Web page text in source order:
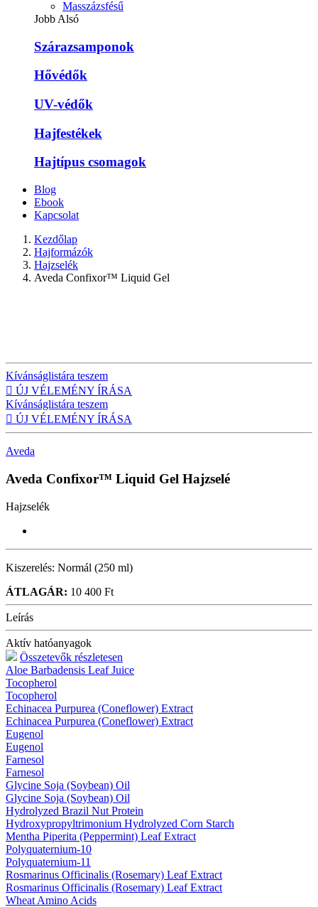
Masszázsfésű
Jobb Alsó
Szárazsamponok
Hővédők
UV-védők
Hajfestékek
Hajtípus csomagok
Blog
Ebook
Kapcsolat
Kezdőlap
Hajformázók
Hajzselék
Aveda Confixor™ Liquid Gel
Kívánságlistára teszem
 ÚJ VÉLEMÉNY ÍRÁSA
Kívánságlistára teszem
 ÚJ VÉLEMÉNY ÍRÁSA
Aveda
Aveda Confixor™ Liquid Gel Hajzselé
Hajzselék
Kiszerelés: Normál (250 ml)
ÁTLAGÁR: 10 400 Ft
Leírás
Aktív hatóanyagok
Összetevők részletesen
Aloe Barbadensis Leaf Juice
Tocopherol
Tocopherol
Echinacea Purpurea (Coneflower) Extract
Echinacea Purpurea (Coneflower) Extract
Eugenol
Eugenol
Farnesol
Farnesol
Glycine Soja (Soybean) Oil
Glycine Soja (Soybean) Oil
Hydrolyzed Brazil Nut Protein
Hydroxypropyltrimonium Hydrolyzed Corn Starch
Mentha Piperita (Peppermint) Leaf Extract
Polyquaternium-10
Polyquaternium-11
Rosmarinus Officinalis (Rosemary) Leaf Extract
Rosmarinus Officinalis (Rosemary) Leaf Extract
Wheat Amino Acids